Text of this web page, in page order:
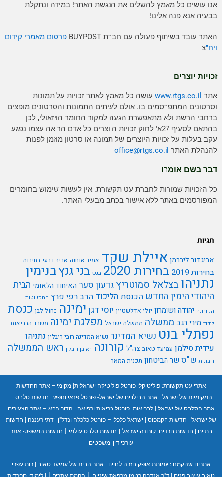
אנו עושים כל מאמץ להשלים את הנגשת האתר! במידה ונתקלת
בבעיה אנא פנה אלינו!
האתר עובד בשיתוף פעולה עם חברת BUYPOST
פרסום מאמרי קידום
ויח"צ
זכויות יוצרים
אתרwww.rtgs.co.ilעושה כל מאמץ לאתר זכויות על תמונות
וסרטונים המתפרסמים בו. אולם לעיתים התמונות והסרטונים מופצים
ברחבי הרשת ולא מתאפשרת הגעה למקור החומר הויזאולי, לכן
בהתאם לסעיף 27א' לחוק זכויות היוצרים כל אדם הרואה עצמו נפגע
עקב בעלות על זכויות היוצרים של תמונה או סרטון מוזמן לפנות
להנהלת האתר
office@rtgs.co.il
דבר בשם אומרו
כל הזכויות שמורות לחברת עט תקשורת. אין לעשות שימוש בחומרים
המפורסמים באתר ללא אישור בכתב מבעלי האתר.
תגיות
אביגדור ליברמןאיילת שקד אמיר אוחנה אריה דרעי בחירות
בחירות 2019 בחירות 2020 בנט בני גנץבנימין
נתניהו בצלאל סמוטריץגדעון סערהאיחוד הלאומיהבית
היהודיהימין החדש הכנסתהליכודהרב רפי פרץ התפשטות
הקורונה יהודה ושומרון יולי אדלשטיין יוסי דגןימינה כחול לבן כנסת
ליכוד מירי רגבממשלה ממשלת ישראל מפלגת ימינה משרד הבריאות
נפתלי בנט נשיא המדינה נשיא המדינה רובי ריבלין נתניהו
עידית סילמן עמיעד טאוב צה"לקורונה ראובן ריבלין ראש הממשלה
ריבונות ש"סשר הביטחון תכנית המאה
אתרי עט תקשורת:פוליטיקלי-פורטל פוליטיקה ישראלית| מקומי – אתר החדשות
המקומיות של ישראל| אתר הבילויים של ישראל- פורטל פנאי ונופש|
חדשות סלבס –
אתר הסלבס של ישראל| לבריאות- פורטל בריאות ורפואה|
הדור הבא – אתר הצעירים
של ישראל| חדשות הקמפוס| ישראל כלכלי – פורטל כלכלה ונדל"ן| דתי רעננה|
חדשות
בת ים| חדשות חרדים| קורונה ישראל | חדשות סלבס עולמי| חדשות המשפט- אתר
עורכי דין ומשפטים
אתרים שהקמנו : עמותת אופק חזרה לחיים| אתר הבית של עמיעד טאוב|
רות עפרי
|
|